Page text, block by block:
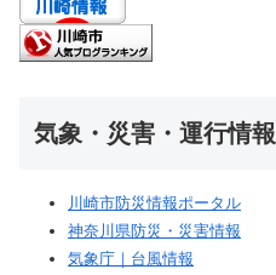
気象・災害・運行情報
川崎市防災情報ポータル
神奈川県防災・災害情報
気象庁｜台風情報